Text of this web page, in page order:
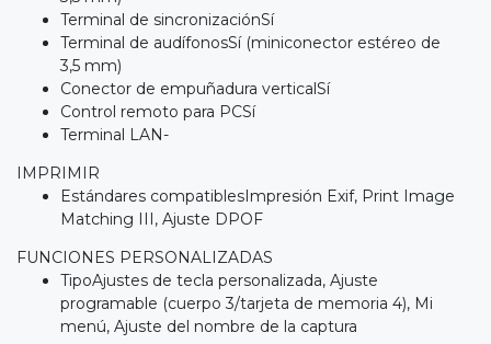
Terminal de sincronizaciónSí
Terminal de audífonosSí (miniconector estéreo de
3,5 mm)
Conector de empuñadura verticalSí
Control remoto para PCSí
Terminal LAN-
IMPRIMIR
Estándares compatiblesImpresión Exif, Print Image
Matching III, Ajuste DPOF
FUNCIONES PERSONALIZADAS
TipoAjustes de tecla personalizada, Ajuste
programable (cuerpo 3/tarjeta de memoria 4), Mi
menú, Ajuste del nombre de la captura